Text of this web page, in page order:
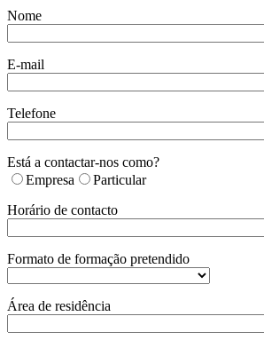
Nome
E-mail
Telefone
Está a contactar-nos como?
Empresa
Particular
Horário de contacto
Formato de formação pretendido
Área de residência